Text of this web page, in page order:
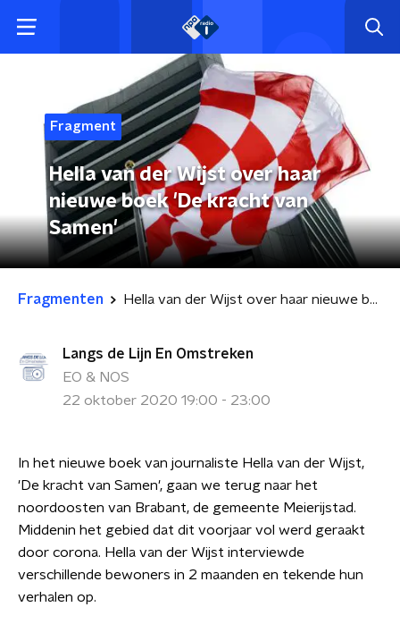
Fragment
Hella van der Wijst over haar
nieuwe boek 'De kracht van
Samen'
Fragmenten Hella van der Wijst over haar nieuwe boek 'De kracht van Samen'
Langs de Lijn En Omstreken
EO & NOS
22 oktober 2020 19:00 - 23:00
In het nieuwe boek van journaliste Hella van der Wijst,
'De kracht van Samen', gaan we terug naar het
noordoosten van Brabant, de gemeente Meierijstad.
Middenin het gebied dat dit voorjaar vol werd geraakt
door corona. Hella van der Wijst interviewde
verschillende bewoners in 2 maanden en tekende hun
verhalen op.